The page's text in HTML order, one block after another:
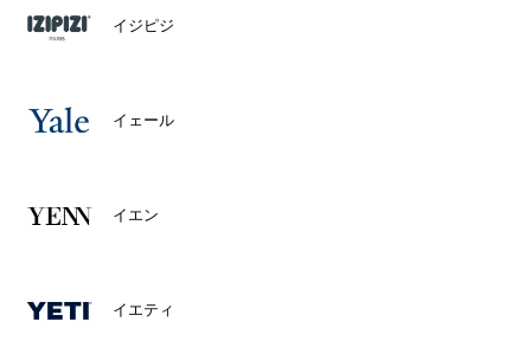
イジピジ
イェール
イエン
イエティ